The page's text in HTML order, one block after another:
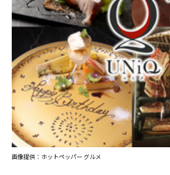
画像提供：ホットペッパー グルメ